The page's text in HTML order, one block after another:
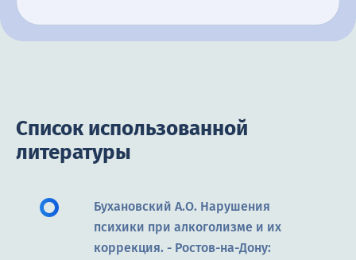
Список использованной
литературы
Бухановский А.О. Нарушения
психики при алкоголизме и их
коррекция. - Ростов-на-Дону: